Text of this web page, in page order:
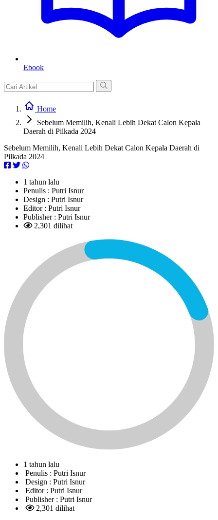
Ebook
Home
Sebelum Memilih, Kenali Lebih Dekat Calon Kepala
Daerah di Pilkada 2024
Sebelum Memilih, Kenali Lebih Dekat Calon Kepala Daerah di
Pilkada 2024
1 tahun lalu
Penulis : Putri Isnur
Design : Putri Isnur
Editor : Putri Isnur
Publisher : Putri Isnur
2,301 dilihat
1 tahun lalu
Penulis : Putri Isnur
Design : Putri Isnur
Editor : Putri Isnur
Publisher : Putri Isnur
2,301 dilihat